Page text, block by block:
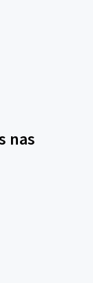
nas